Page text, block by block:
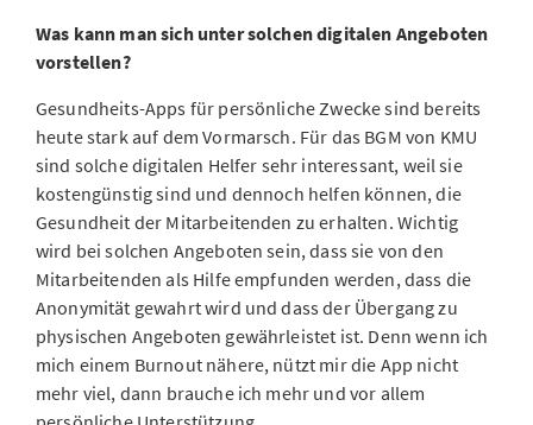
Was kann man sich unter solchen digitalen Angeboten
vorstellen?
Gesundheits-Apps für persönliche Zwecke sind bereits
heute stark auf dem Vormarsch. Für das BGM von KMU
sind solche digitalen Helfer sehr interessant, weil sie
kostengünstig sind und dennoch helfen können, die
Gesundheit der Mitarbeitenden zu erhalten. Wichtig
wird bei solchen Angeboten sein, dass sie von den
Mitarbeitenden als Hilfe empfunden werden, dass die
Anonymität gewahrt wird und dass der Übergang zu
physischen Angeboten gewährleistet ist. Denn wenn ich
mich einem Burnout nähere, nützt mir die App nicht
mehr viel, dann brauche ich mehr und vor allem